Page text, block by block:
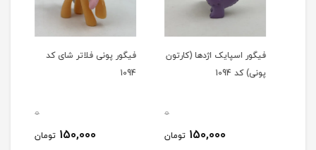
فیگور اسپایک اژدها (کارتون
پونی) کد 1094
150,000 تومان
فیگور پونی فلاتر شای کد
1094
150,000 تومان